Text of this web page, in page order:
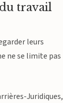
travail
leurs
ne se limite pas
Juridiques,